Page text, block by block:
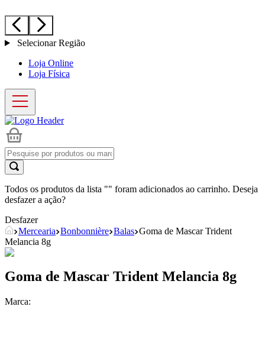
Selecionar Região
Loja Online
Loja Física
Todos os produtos da lista "" foram adicionados ao carrinho. Deseja
desfazer a ação?
Desfazer
Mercearia Bonbonnière Balas Goma de Mascar Trident
Melancia 8g
Goma de Mascar Trident Melancia 8g
Marca: